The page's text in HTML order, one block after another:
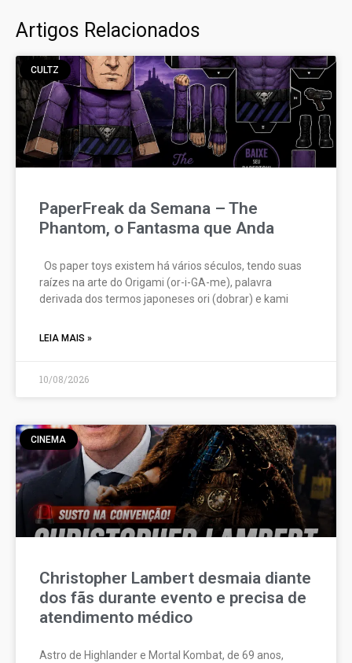
Artigos Relacionados
CULTZ
PaperFreak da Semana – The
Phantom, o Fantasma que Anda
Os paper toys existem há vários séculos, tendo suas
raízes na arte do Origami (or-i-GA-me), palavra
derivada dos termos japoneses ori (dobrar) e kami
LEIA MAIS »
10/08/2026
CINEMA
Christopher Lambert desmaia diante
dos fãs durante evento e precisa de
atendimento médico
Astro de Highlander e Mortal Kombat, de 69 anos,